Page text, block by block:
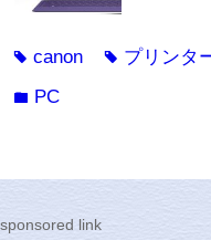
tagcanon tag プリンタ
folder PC
sponsored link